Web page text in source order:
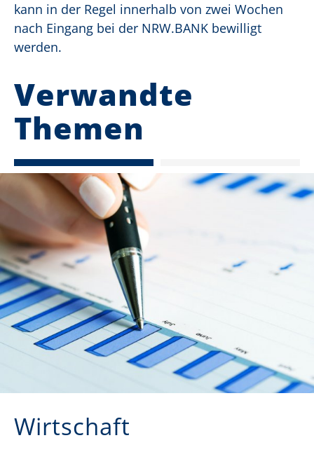
kann in der Regel innerhalb von zwei Wochen
nach Eingang bei der NRW.BANK bewilligt
werden.
Verwandte
Themen
Wirtschaft